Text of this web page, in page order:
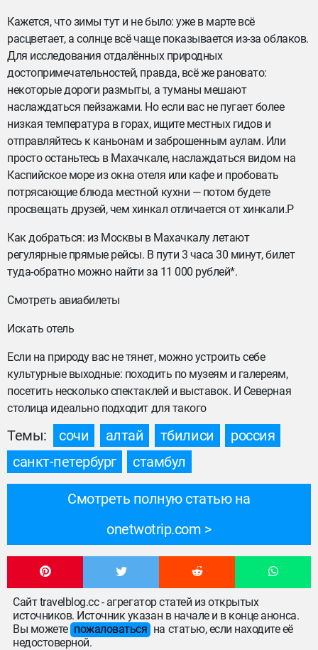
Кажется, что зимы тут и не было: уже в марте всё
расцветает, а солнце всё чаще показывается из-за облаков.
Для исследования отдалённых природных
достопримечательностей, правда, всё же рановато:
некоторые дороги размыты, а туманы мешают
наслаждаться пейзажами. Но если вас не пугает более
низкая температура в горах, ищите местных гидов и
отправляйтесь к каньонам и заброшенным аулам. Или
просто останьтесь в Махачкале, наслаждаться видом на
Каспийское море из окна отеля или кафе и пробовать
потрясающие блюда местной кухни — потом будете
просвещать друзей, чем хинкал отличается от хинкали.P
Как добраться: из Москвы в Махачкалу летают
регулярные прямые рейсы. В пути 3 часа 30 минут, билет
туда-обратно можно найти за 11 000 рублей*.
Смотреть авиабилеты
Искать отель
Если на природу вас не тянет, можно устроить себе
культурные выходные: походить по музеям и галереям,
посетить несколько спектаклей и выставок. И Северная
столица идеально подходит для такого
Темы: сочи алтай тбилиси
россия
санкт-петербург
стамбул
Смотреть полную статью на
onetwotrip.com
Сайт travelblog.cc - агрегатор статей из открытых
источников. Источник указан в начале и в конце анонса.
Вы можете пожаловаться на статью, если находите её
недостоверной.